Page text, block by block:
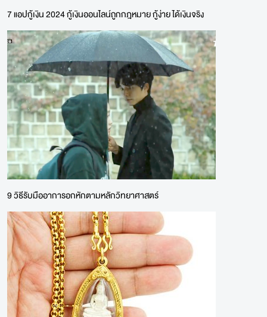
7 แอปกู้เงิน 2024 กู้เงินออนไลน์ถูกกฎหมาย กู้ง่าย ได้เงินจริง
9 วิธีรับมืออาการอกหักตามหลักวิทยาศาสตร์